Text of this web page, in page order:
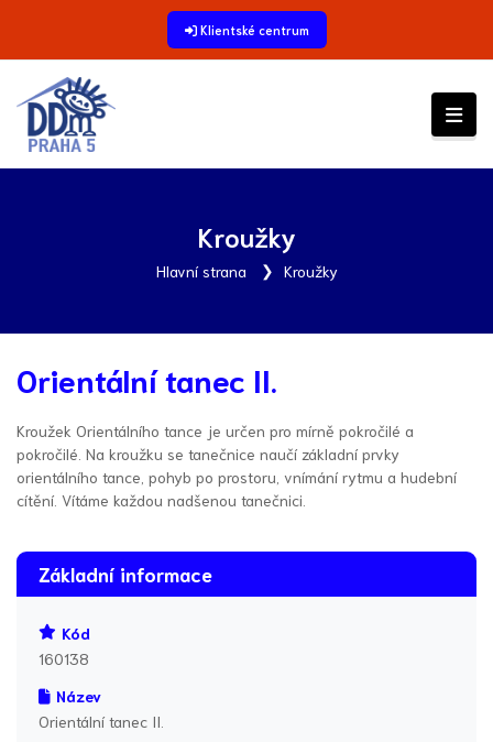
Klientské centrum
Kroužky
Hlavní strana Kroužky
Orientální tanec II.
Kroužek Orientálního tance je určen pro mírně pokročilé a
pokročilé. Na kroužku se tanečnice naučí základní prvky
orientálního tance, pohyb po prostoru, vnímání rytmu a hudební
cítění. Vítáme každou nadšenou tanečnici.
Základní informace
Kód
160138
Název
Orientální tanec II.